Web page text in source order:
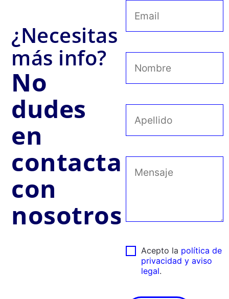
¿Necesitas
más info?
No
dudes
en
contactar
con
nosotros.
Acepto la política de
privacidad y aviso
legal.